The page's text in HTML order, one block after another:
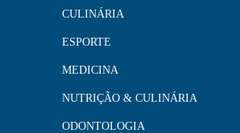
CULINÁRIA
ESPORTE
MEDICINA
NUTRIÇÃO & CULINÁRIA
ODONTOLOGIA